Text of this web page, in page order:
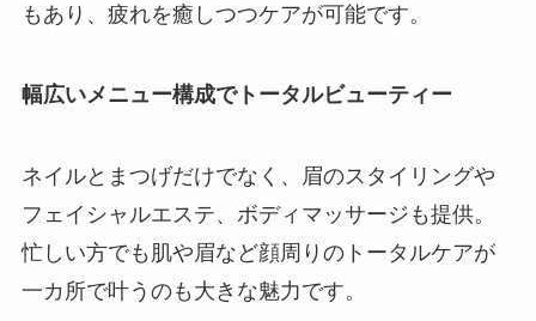
もあり、疲れを癒しつつケアが可能です。
幅広いメニュー構成でトータルビューティー
ネイルとまつげだけでなく、眉のスタイリングや
フェイシャルエステ、ボディマッサージも提供。
忙しい方でも肌や眉など顔周りのトータルケアが
一カ所で叶うのも大きな魅力です。